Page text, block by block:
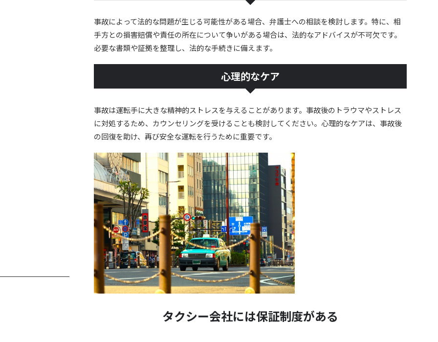
事故によって法的な問題が生じる可能性がある場合、弁護士への相談を検討します。特に、相
手方との損害賠償や責任の所在について争いがある場合は、法的なアドバイスが不可欠です。
必要な書類や証拠を整理し、法的な手続きに備えます。
心理的なケア
事故は運転手に大きな精神的ストレスを与えることがあります。事故後のトラウマやストレス
に対処するため、カウンセリングを受けることも検討してください。心理的なケアは、事故後
の回復を助け、再び安全な運転を行うために重要です。
タクシー会社には保証制度がある